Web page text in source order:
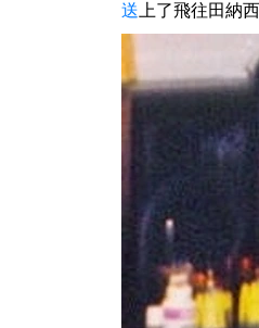
送 上了飛往田納